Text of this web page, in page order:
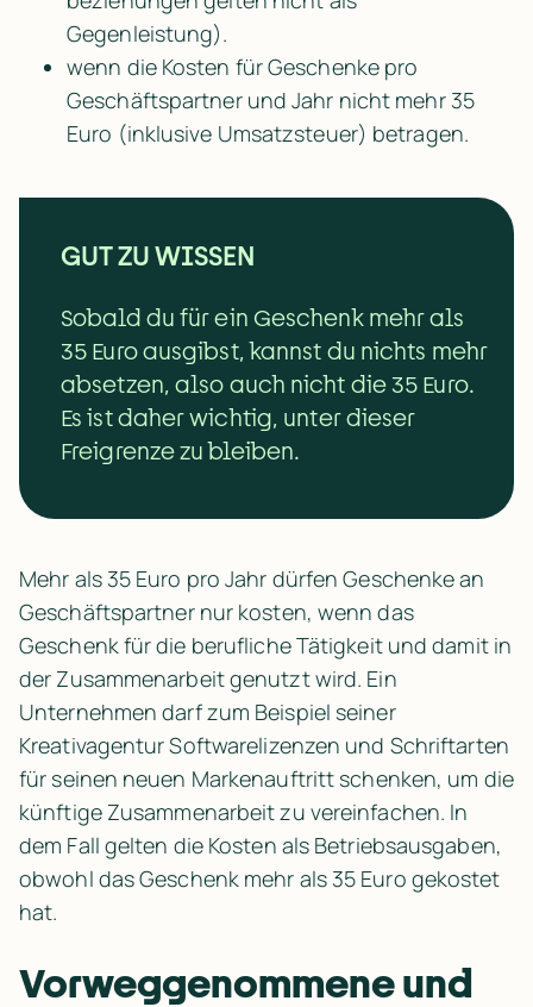
Gegenleistung).
wenn die Kosten für Geschenke pro
Geschäftspartner und Jahr nicht mehr 35
Euro (inklusive Umsatzsteuer) betragen.
GUT ZU WISSEN
Sobald du für ein Geschenk mehr als
35 Euro ausgibst, kannst du nichts mehr
absetzen, also auch nicht die 35 Euro.
Es ist daher wichtig, unter dieser
Freigrenze zu bleiben.
Mehr als 35 Euro pro Jahr dürfen Geschenke an
Geschäftspartner nur kosten, wenn das
Geschenk für die berufliche Tätigkeit und damit in
der Zusammenarbeit genutzt wird. Ein
Unternehmen darf zum Beispiel seiner
Kreativagentur Softwarelizenzen und Schriftarten
für seinen neuen Markenauftritt schenken, um die
künftige Zusammenarbeit zu vereinfachen. In
dem Fall gelten die Kosten als Betriebsausgaben,
obwohl das Geschenk mehr als 35 Euro gekostet
hat.
Vorweggenommene und